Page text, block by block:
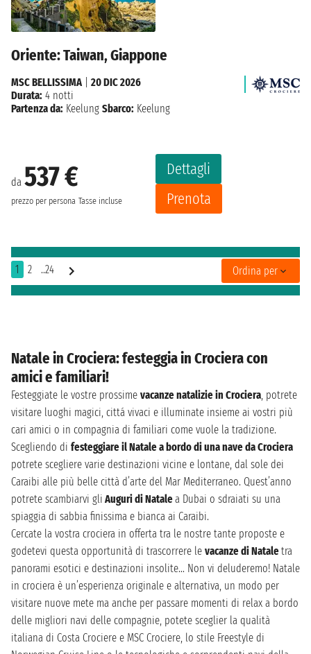
Natale in Crociera: festeggia in Crociera con
amici e familiari!
Festeggiate le vostre prossime vacanze natalizie in Crociera, potrete
visitare luoghi magici, cittá vivaci e illuminate insieme ai vostri più
cari amici o in compagnia di familiari come vuole la tradizione.
Scegliendo di festeggiare il Natale a bordo di una nave da Crociera
potrete scegliere varie destinazioni vicine e lontane, dal sole dei
Caraibi alle più belle città d’arte del Mar Mediterraneo. Quest’anno
potrete scambiarvi gli Auguri di Natalea Dubai o sdraiati su una
spiaggia di sabbia finissima e bianca ai Caraibi.
Cercate la vostra crociera in offerta tra le nostre tante proposte e
godetevi questa opportunità di trascorrere le vacanze di Nataletra
panorami esotici e destinazioni insolite… Non vi deluderemo! Natale
in crociera è un’esperienza originale e alternativa, un modo per
visitare nuove mete ma anche per passare momenti di relax a bordo
delle migliori navi delle compagnie, potete sceglier la qualità
italiana di Costa Crociere e MSC Crociere, lo stile Freestyle di
Oriente: Taiwan, Giappone
da 537 €
prezzo per persona Tasse incluse
Dettagli
Prenota
MSC BELLISSIMA| 20 DIC 2026
Durata: 4 notti
Partenza da: Keelung Sbarco: Keelung
1 2 ..24 Ordina per